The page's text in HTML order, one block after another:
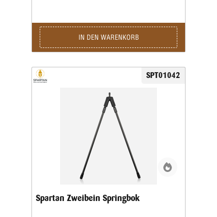
IN DEN WARENKORB
SPT01042
Spartan Zweibein Springbok